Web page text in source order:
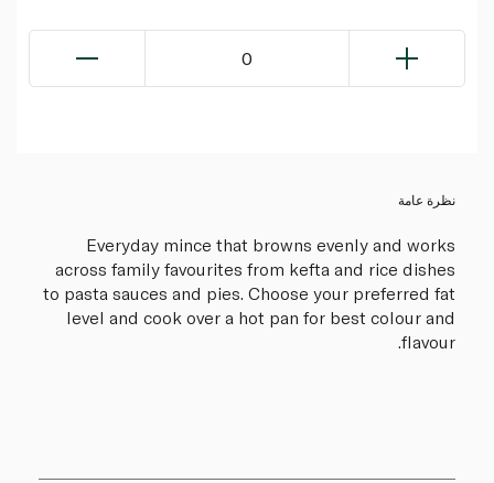
0
نظرة عامة
Everyday mince that browns evenly and works
across family favourites from kefta and rice dishes
to pasta sauces and pies. Choose your preferred fat
level and cook over a hot pan for best colour and
flavour.